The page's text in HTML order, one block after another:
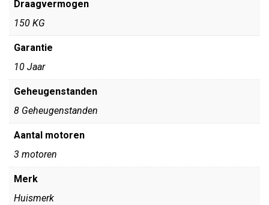
Draagvermogen
150 KG
Garantie
10 Jaar
Geheugenstanden
8 Geheugenstanden
Aantal motoren
3 motoren
Merk
Huismerk